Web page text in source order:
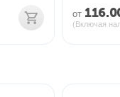
от
(Включая